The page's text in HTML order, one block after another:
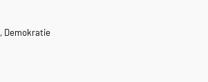
, Demokratie